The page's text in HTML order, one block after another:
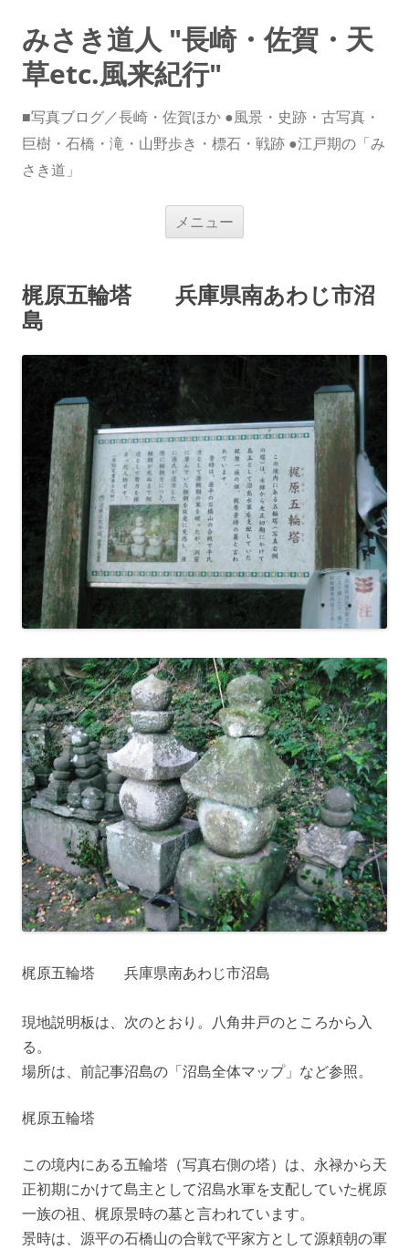
みさき道人 "長崎・佐賀・天
草etc.風来紀行"
■写真ブログ／長崎・佐賀ほか ●風景・史跡・古写真・
巨樹・石橋・滝・山野歩き・標石・戦跡 ●江戸期の「み
さき道」
メニュー
ス
キ
梶原五輪塔 兵庫県南あわじ市沼
島
梶原五輪塔 兵庫県南あわじ市沼島
現地説明板は、次のとおり。八角井戸のところから入
る。
場所は、前記事沼島の「沼島全体マップ」など参照。
梶原五輪塔
この境内にある五輪塔（写真右側の塔）は、永禄から天
正初期にかけて島主として沼島水軍を支配していた梶原
一族の祖、梶原景時の墓と言われています。
景時は、源平の石橋山の合戦で平家方として源頼朝の軍